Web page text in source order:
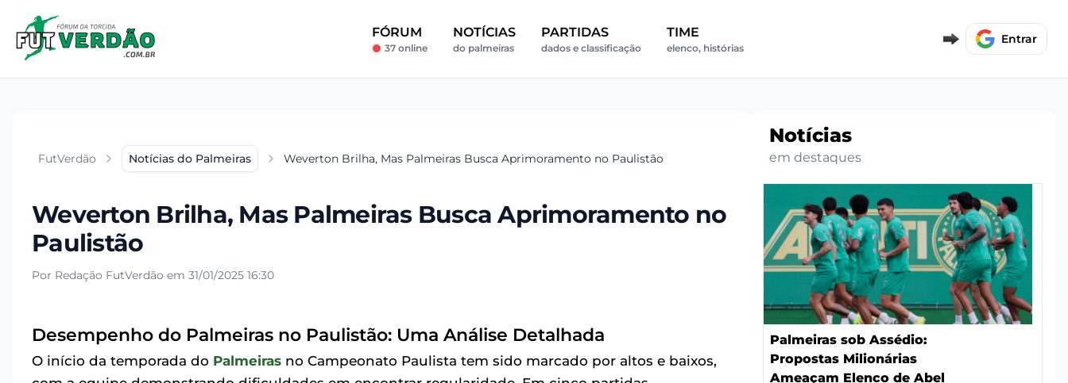
FÓRUM
37 online
NOTÍCIAS
do palmeiras
PARTIDAS
dados e classificação
TIME
elenco, histórias
Entrar
FutVerdão Notícias do Palmeiras Weverton Brilha, Mas Palmeiras Busca Aprimoramento no Paulistão
Weverton Brilha, Mas Palmeiras Busca Aprimoramento no
Paulistão
Por Redação FutVerdão em 31/01/2025 16:30
Desempenho do Palmeiras no Paulistão: Uma Análise Detalhada
O início da temporada do Palmeiras no Campeonato Paulista tem sido marcado por altos e baixos,
Notícias
em destaques
Palmeiras sob Assédio:
Propostas Milionárias
Ameaçam Elenco de Abel